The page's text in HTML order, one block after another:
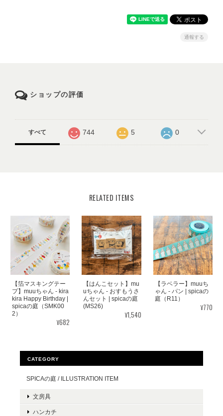
通報する
ショップの評価
すべて 744 5 0
RELATED ITEMS
【箔マスキングテー
プ】muuちゃん - kira
kira Happy Birthday |
spicaの庭（SMK00
2）
¥682
【はんこセット】mu
uちゃん - おすもうさ
んセット | spicaの庭
(MS26)
¥1,540
【ラベラー】muuち
ゃん - パン | spicaの
庭（R11）
¥770
CATEGORY
SPICAの庭 / ILLUSTRATION ITEM
文房具
ハンカチ